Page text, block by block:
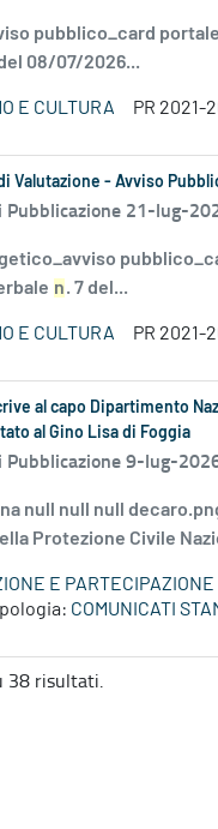
pubblico_card
08/07/2026...
E CULTURA PR 2021-
Valutazione - Avviso
Pubblicazione 21-lug-
n. 7 del...
E CULTURA PR 2021-
al capo Dipartimento
al Gino Lisa di Foggia
Pubblicazione 9-lug-
null null null
Protezione Civile
E PARTECIPAZIONE
COMUNICATI
38 risultati.